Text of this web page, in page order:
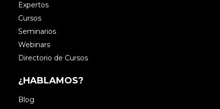
Expertos
Cursos
Seminarios
Webinars
Directorio de Cursos
¿HABLAMOS?
Blog